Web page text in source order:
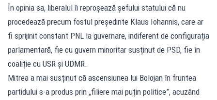
În opinia sa, liberalul îi reproșează șefului statului că nu
procedează precum fostul președinte Klaus Iohannis, care ar
fi sprijinit constant PNL la guvernare, indiferent de configurația
parlamentară, fie cu guvern minoritar susținut de PSD, fie în
coaliție cu USR și UDMR.
Mitrea a mai susținut că ascensiunea lui Bolojan în fruntea
partidului s-a produs prin „filiere mai puțin politice”, acuzând